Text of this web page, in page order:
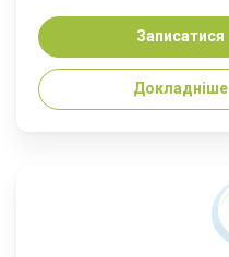
Записатися
Докладніше